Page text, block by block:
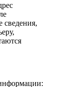
сведения,